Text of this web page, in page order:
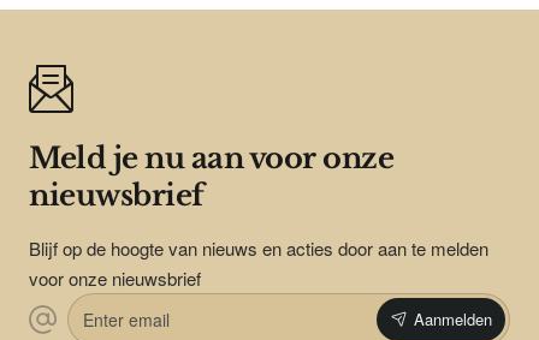
Meld je nu aan voor onze
nieuwsbrief
Blijf op de hoogte van nieuws en acties door aan te melden
voor onze nieuwsbrief
Enter
email
Aanmelden